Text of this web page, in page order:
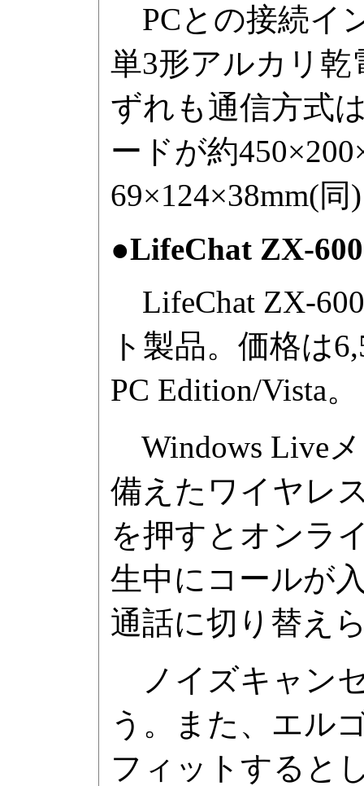
PCとの接続イ
単3形アルカリ乾
ずれも通信方式
ードが約
69×124×38mm(同
●LifeChat ZX-
LifeChat ZX-
ト製品。価格は
PC Edition/Vista。
Windows Live
備えたワイヤレ
を押すとオンラ
生中にコールが
通話に切り替え
ノイズキャン
う。また、エル
フィットすると